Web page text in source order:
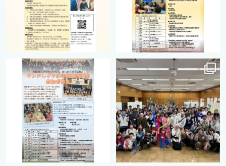
cts.international.friendship
8月 12
cts.international.friendship
8月 12